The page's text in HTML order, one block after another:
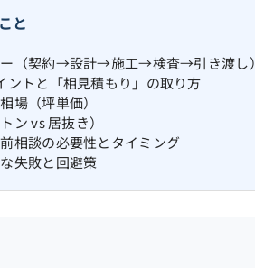
と
ー（契約→設計→施工→検査→引き渡し）
ントと「相見積もり」の取り方
場（坪単価）
ン vs 居抜き）
相談の必要性とタイミング
失敗と回避策